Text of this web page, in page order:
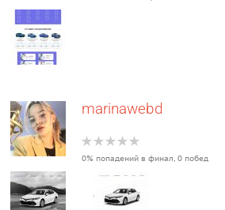
marinawebd
0% попадений в финал, 0 побед